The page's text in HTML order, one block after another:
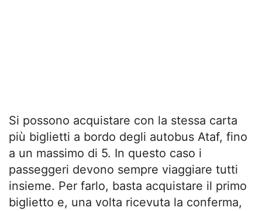
Si possono acquistare con la stessa carta
più biglietti a bordo degli autobus Ataf, fino
a un massimo di 5. In questo caso i
passeggeri devono sempre viaggiare tutti
insieme. Per farlo, basta acquistare il primo
biglietto e, una volta ricevuta la conferma,